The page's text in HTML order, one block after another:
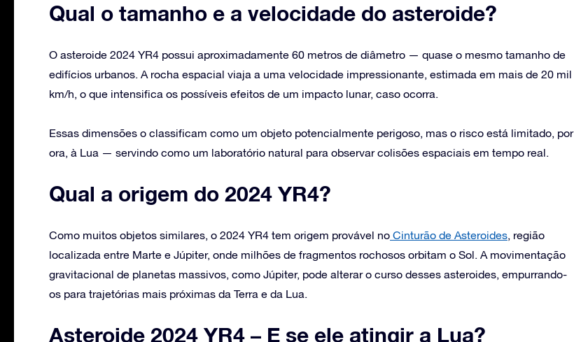
Qual o tamanho e a velocidade do asteroide?
O asteroide 2024 YR4 possui aproximadamente 60 metros de diâmetro — quase o mesmo tamanho de
edifícios urbanos. A rocha espacial viaja a uma velocidade impressionante, estimada em mais de 20 mil
km/h, o que intensifica os possíveis efeitos de um impacto lunar, caso ocorra.
Essas dimensões o classificam como um objeto potencialmente perigoso, mas o risco está limitado, por
ora, à Lua — servindo como um laboratório natural para observar colisões espaciais em tempo real.
Qual a origem do 2024 YR4?
Como muitos objetos similares, o 2024 YR4 tem origem provável no Cinturão de Asteroides, região
localizada entre Marte e Júpiter, onde milhões de fragmentos rochosos orbitam o Sol. A movimentação
gravitacional de planetas massivos, como Júpiter, pode alterar o curso desses asteroides, empurrando-
os para trajetórias mais próximas da Terra e da Lua.
Asteroide 2024 YR4 – E se ele atingir a Lua?